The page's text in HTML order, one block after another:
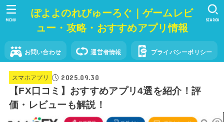
ぽよよのれびゅーろぐ｜ゲームレビ
ュー・攻略・おすすめアプリ情報
お問い合わせ 運営者情報 プライバシーポリシー
SEARCH
MENU
スマホアプリ 2025.09.30
【FX口コミ】おすすめアプリ4選を紹介！評
価・レビューも解説！